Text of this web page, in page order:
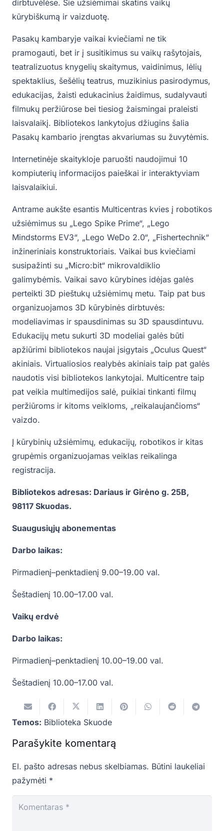
dirbtuvėlėse. Šie užsiėmimai skatins vaikų
kūrybiškumą ir vaizduotę.
Pasakų kambaryje vaikai kviečiami ne tik
pramogauti, bet ir į susitikimus su vaikų rašytojais,
teatralizuotus knygelių skaitymus, vaidinimus, lėlių
spektaklius, šešėlių teatrus, muzikinius pasirodymus,
edukacijas, žaisti edukacinius žaidimus, sudalyvauti
filmukų peržiūrose bei tiesiog žaismingai praleisti
laisvalaikį. Bibliotekos lankytojus džiugins šalia
Pasakų kambario įrengtas akvariumas su žuvytėmis.
Internetinėje skaitykloje paruošti naudojimui 10
kompiuterių informacijos paieškai ir interaktyviam
laisvalaikiui.
Antrame aukšte esantis Multicentras kvies į robotikos
užsiėmimus su „Lego Spike Prime“, „Lego
Mindstorms EV3“, „Lego WeDo 2.0“, „Fishertechnik“
inžineriniais konstruktoriais. Vaikai bus kviečiami
susipažinti su „Micro:bit“ mikrovaldiklio
galimybėmis. Vaikai savo kūrybines idėjas galės
perteikti 3D pieštukų užsiėmimų metu. Taip pat bus
organizuojamos 3D kūrybinės dirbtuvės:
modeliavimas ir spausdinimas su 3D spausdintuvu.
Edukacijų metu sukurti 3D modeliai galės būti
apžiūrimi bibliotekos naujai įsigytais „Oculus Quest“
akiniais. Virtualiosios realybės akiniais taip pat galės
naudotis visi bibliotekos lankytojai. Multicentre taip
pat veikia multimedijos salė, puikiai tinkanti filmų
peržiūroms ir kitoms veikloms, „reikalaujančioms“
vaizdo.
Į kūrybinių užsiėmimų, edukacijų, robotikos ir kitas
grupėmis organizuojamas veiklas reikalinga
registracija.
Bibliotekos adresas: Dariaus ir Girėno g. 25B,
98117 Skuodas.
Suaugusiųjų abonementas
Darbo laikas:
Pirmadienį–penktadienį 9.00–19.00 val.
Šeštadienį 10.00–17.00 val.
Vaikų erdvė
Darbo laikas:
Pirmadienį–penktadienį 10.00–19.00 val.
Šeštadienį 10.00–17.00 val.
Temos: Biblioteka Skuode
Parašykite komentarą
El. pašto adresas nebus skelbiamas. Būtini laukeliai
pažymėti *